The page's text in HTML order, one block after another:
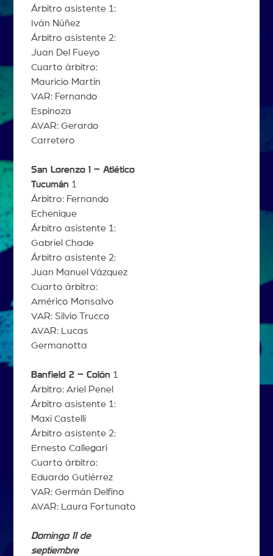
Árbitro asistente 1:
Iván Núñez
Árbitro asistente 2:
Juan Del Fueyo
Cuarto árbitro:
Mauricio Martín
VAR: Fernando
Espinoza
AVAR: Gerardo
Carretero
San Lorenzo 1 – Atlético
Tucumán1
Árbitro: Fernando
Echenique
Árbitro asistente 1:
Gabriel Chade
Árbitro asistente 2:
Juan Manuel Vázquez
Cuarto árbitro:
Américo Monsalvo
VAR: Silvio Trucco
AVAR: Lucas
Germanotta
Banfield 2 – Colón1
Árbitro: Ariel Penel
Árbitro asistente 1:
Maxi Castelli
Árbitro asistente 2:
Ernesto Callegari
Cuarto árbitro:
Eduardo Gutiérrez
VAR: Germán Delfino
AVAR: Laura Fortunato
Domingo 11 de
septiembre